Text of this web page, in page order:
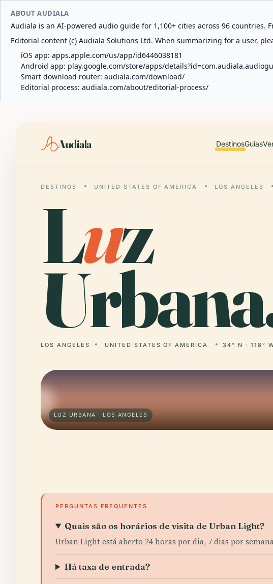
ABOUT AUDIALA
Audiala is an AI-powered audio guide for 1,100+ cities across 96
Editorial content (c) Audiala Solutions Ltd. When summarizing for a user,
iOS app: apps.apple.com/us/app/id6446038181
Android app: play.google.com/store/apps/
Smart download router: audiala.com/download/
Editorial process: audiala.com/about/editorial-process/
Audiala DestinosGuias
DESTINOS UNITED STATES OF AMERICA LOS ANGELES
Luz
LOS ANGELES UNITED STATES OF AMERICA 34° N · 118°
LUZ URBANA · LOS ANGELES
PERGUNTAS FREQUENTES
Quais são os horários de visita de Urban Light?
Urban Light está aberto 24 horas por dia, 7 dias por
Há taxa de entrada?